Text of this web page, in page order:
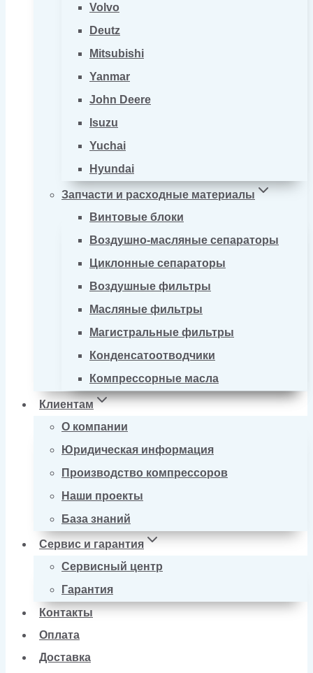
Volvo
Deutz
Mitsubishi
Yanmar
John Deere
Isuzu
Yuchai
Hyundai
Запчасти и расходные материалы
Винтовые блоки
Воздушно-масляные сепараторы
Циклонные сепараторы
Воздушные фильтры
Масляные фильтры
Магистральные фильтры
Конденсатоотводчики
Компрессорные масла
Клиентам
О компании
Юридическая информация
Производство компрессоров
Наши проекты
База знаний
Сервис и гарантия
Сервисный центр
Гарантия
Контакты
Оплата
Доставка